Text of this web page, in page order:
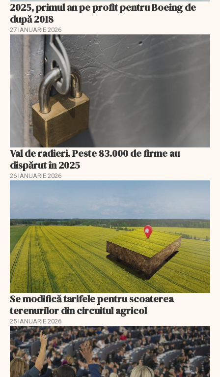
2025, primul an pe profit pentru Boeing de
după 2018
27 IANUARIE 2026
Val de radieri. Peste 83.000 de firme au
dispărut în 2025
26 IANUARIE 2026
Se modifică tarifele pentru scoaterea
terenurilor din circuitul agricol
25 IANUARIE 2026